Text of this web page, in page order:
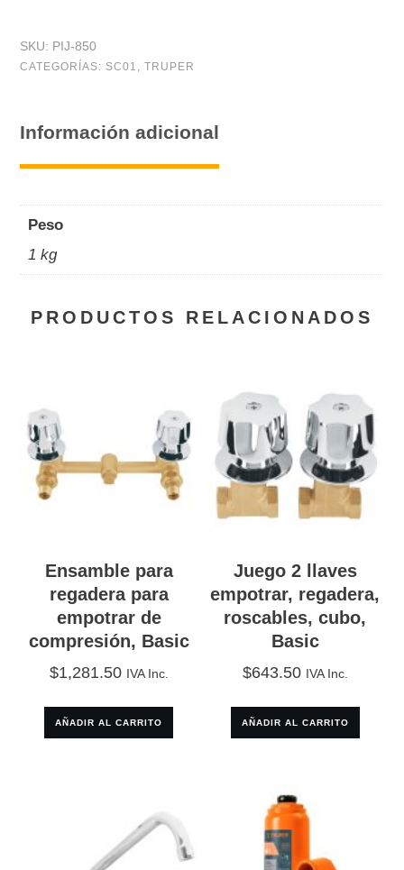
SKU: PIJ-850
CATEGORÍAS: SC01 , TRUPER
Información adicional
Peso
1 kg
PRODUCTOS RELACIONADOS
Ensamble para
regadera para
empotrar de
compresión, Basic
$1,281.50 IVA Inc.
AÑADIR AL CARRITO
Juego 2 llaves
empotrar, regadera,
roscables, cubo,
Basic
$643.50 IVA Inc.
AÑADIR AL CARRITO